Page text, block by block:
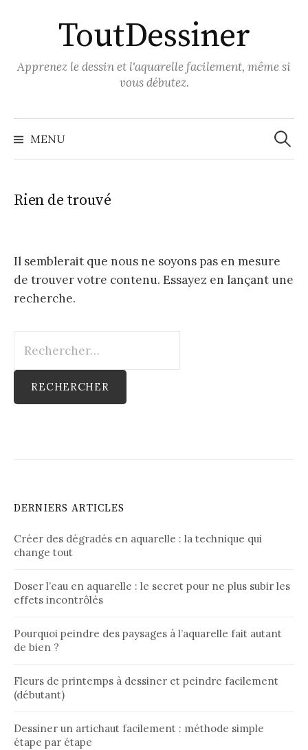
ToutDessiner
Apprenez le dessin et l'aquarelle facilement, même si
vous débutez.
MENU
Rien de trouvé
Il semblerait que nous ne soyons pas en mesure
de trouver votre contenu. Essayez en lançant une
recherche.
Rechercher :
DERNIERS ARTICLES
Créer des dégradés en aquarelle : la technique qui
change tout
Doser l’eau en aquarelle : le secret pour ne plus subir les
effets incontrôlés
Pourquoi peindre des paysages à l’aquarelle fait autant
de bien ?
Fleurs de printemps à dessiner et peindre facilement
(débutant)
Dessiner un artichaut facilement : méthode simple
étape par étape